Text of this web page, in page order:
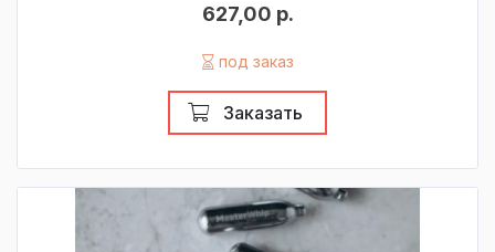
627,00 р.
под заказ
Заказать